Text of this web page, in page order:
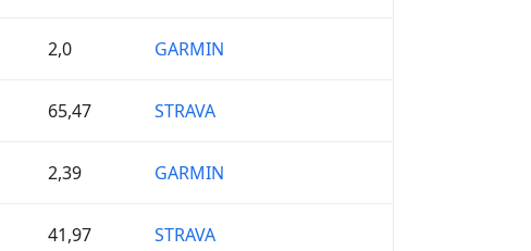
2,0 GARMIN
65,47 STRAVA
2,39 GARMIN
41,97 STRAVA